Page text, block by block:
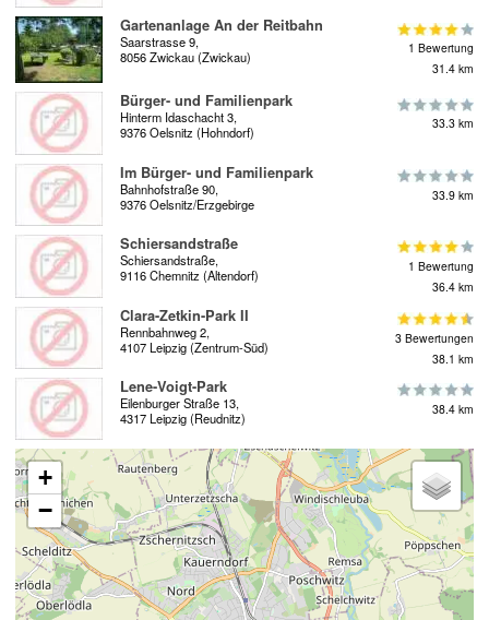
Gartenanlage An der Reitbahn
Saarstrasse 9,
8056 Zwickau (Zwickau)
1 Bewertung
31.4 km
Bürger- und Familienpark
Hinterm Idaschacht 3,
9376 Oelsnitz (Hohndorf)
33.3 km
Im Bürger- und Familienpark
Bahnhofstraße 90,
9376 Oelsnitz/Erzgebirge
33.9 km
Schiersandstraße
Schiersandstraße,
9116 Chemnitz (Altendorf)
1 Bewertung
36.4 km
Clara-Zetkin-Park II
Rennbahnweg 2,
4107 Leipzig (Zentrum-Süd)
3 Bewertungen
38.1 km
Lene-Voigt-Park
Eilenburger Straße 13,
4317 Leipzig (Reudnitz)
38.4 km
+
−